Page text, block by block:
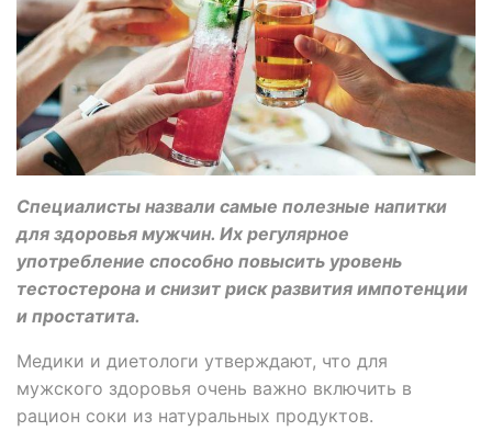
Специалисты назвали самые полезные напитки
для здоровья мужчин. Их регулярное
употребление способно повысить уровень
тестостерона и снизит риск развития импотенции
и простатита.
Медики и диетологи утверждают, что для
мужского здоровья очень важно включить в
рацион соки из натуральных продуктов.